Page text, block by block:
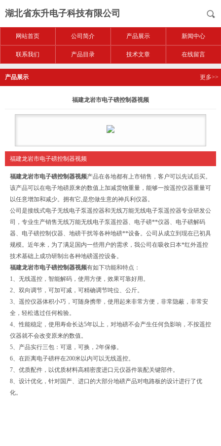
湖北省东升电子科技有限公司
网站首页 公司简介 产品展示 新闻中心
联系我们 产品目录 技术文章 在线留言
产品展示 更多>>
福建龙岩市电子磅控制器视频
福建龙岩市电子磅控制器视频
福建龙岩市电子磅控制器视频产品在各地都有上市销售，客户可以先试后买。
该产品可以在电子地磅原来的数值上加减货物重量，能够一按遥控仪器重量可
以任意增加和减少。拥有它,是您做生意的神兵利仪器。
公司是接线式电子无线电子泵遥控器和无线万能无线电子泵遥控器专业研发公
司，专业生产销售无线万能无线电子泵遥控器、电子磅**仪器、电子磅解码
器、电子磅控制仪器、地磅干扰等各种地磅**设备。公司从成立到现在已初具
规模。近年来，为了满足国内一些用户的需求，我公司在吸收日本*红外遥控
技术基础上成功研制出各种地磅遥控设备。
福建龙岩市电子磅控制器视频有如下功能和特点：
1、无线遥控，智能解码，使用方便，效果可靠好用。
2、双向调节，可加可减，可精确调节吨位、公斤。
3、遥控仪器体积小巧，可随身携带，使用起来非常方便，非常隐蔽，非常安
全，轻松逃过任何检验。
4、性能稳定，使用寿命长达5年以上，对地磅不会产生任何负影响，不按遥控
仪器就不会改变原来的数值。
5、产品实行三包：可退，可换，2年保修。
6、在距离电子磅秤在200米以内可以无线遥控。
7、优质配件，以优质材料高精密度进口元仪器件装配关键部件。
8、设计优化，针对国产、进口的大部分地磅产品对电路板的设计进行了优
化。